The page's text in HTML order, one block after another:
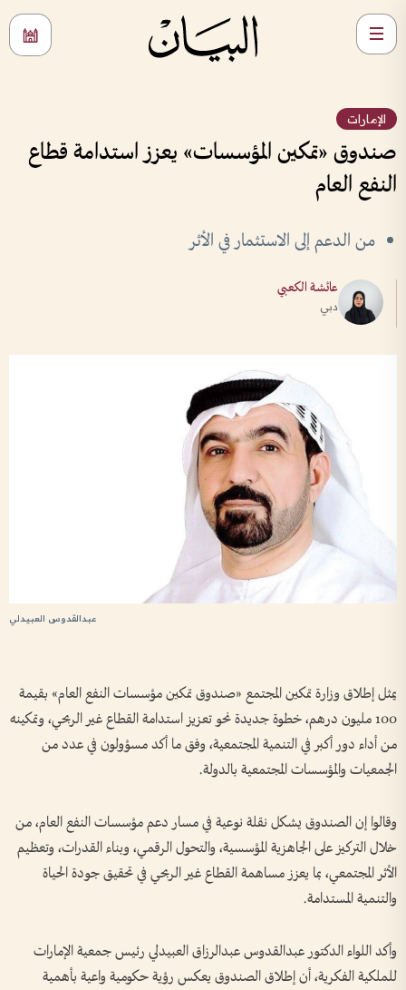
الإمارات
صندوق «تمكين المؤسسات» يعزز استدامة قطاع
النفع العام
من الدعم إلى الاستثمار في الأثر
عائشة الكعبي
دبي
عبدالقدوس العبيدلي
يمثل إطلاق وزارة تمكين المجتمع «صندوق تمكين مؤسسات النفع العام» بقيمة
100 مليون درهم، خطوة جديدة نحو تعزيز استدامة القطاع غير الربحي، وتمكينه
من أداء دور أكبر في التنمية المجتمعية، وفق ما أكد مسؤولون في عدد من
الجمعيات والمؤسسات المجتمعية بالدولة.
وقالوا إن الصندوق يشكل نقلة نوعية في مسار دعم مؤسسات النفع العام، من
خلال التركيز على الجاهزية المؤسسية، والتحول الرقمي، وبناء القدرات، وتعظيم
الأثر المجتمعي، بما يعزز مساهمة القطاع غير الربحي في تحقيق جودة الحياة
والتنمية المستدامة.
وأكد اللواء الدكتور عبدالقدوس عبدالرزاق العبيدلي رئيس جمعية الإمارات
للملكية الفكرية، أن إطلاق الصندوق يعكس رؤية حكومية واعية بأهمية